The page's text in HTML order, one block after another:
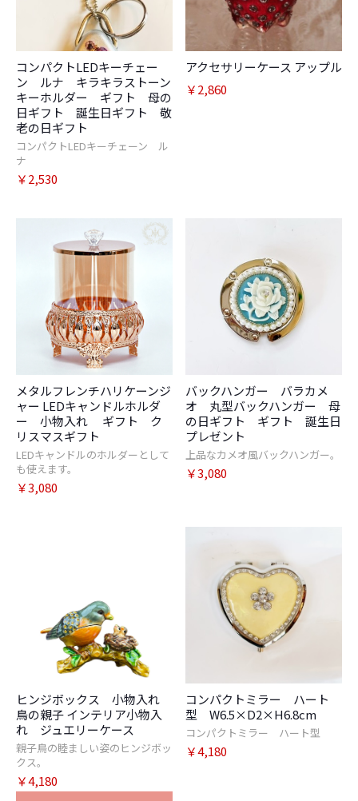
コンパクトLEDキーチェー
ン ルナ キラキラストーン
キーホルダー ギフト 母の
日ギフト 誕生日ギフト 敬
老の日ギフト
コンパクトLEDキーチェーン ル
ナ
￥2,530
アクセサリーケース アップル
￥2,860
メタルフレンチハリケーンジ
ャー LEDキャンドルホルダ
ー 小物入れ ギフト ク
リスマスギフト
LEDキャンドルのホルダーとして
も使えます。
￥3,080
バックハンガー バラカメ
オ 丸型バックハンガー 母
の日ギフト ギフト 誕生日
プレゼント
上品なカメオ風バックハンガー。
￥3,080
ヒンジボックス 小物入れ
鳥の親子 インテリア小物入
れ ジュエリーケース
親子鳥の睦ましい姿のヒンジボッ
クス。
￥4,180
コンパクトミラー ハート
型 W6.5×D2×H6.8cm
コンパクトミラー ハート型
￥4,180
カートへ進む